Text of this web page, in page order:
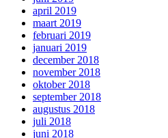
april 2019
maart 2019
februari 2019
januari 2019
december 2018
november 2018
oktober 2018
september 2018
augustus 2018
juli 2018
juni 2018